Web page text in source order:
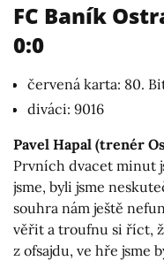
FC Baník
0:0
červená karta: 80.
diváci: 9016
Pavel Hapal (trenér
Prvních dvacet minut
jsme, byli jsme
souhra nám ještě
věřit a troufnu si říct,
z ofsajdu, ve hře jsme